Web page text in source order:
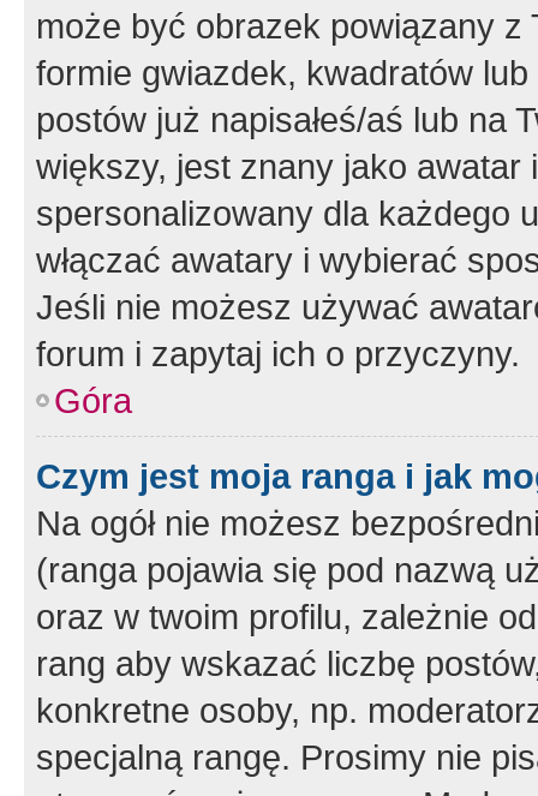
może być obrazek powiązany z
formie gwiazdek, kwadratów
postów już napisałeś/aś lub na
większy, jest znany jako
spersonalizowany dla każdego
włączać awatary i wybierać
Jeśli nie możesz używać
forum i zapytaj ich o przyczyny.
Góra
Czym jest moja ranga i jak
Na ogół nie możesz
(ranga pojawia się pod nazwą
oraz w twoim profilu, zależnie
rang aby wskazać liczbę
konkretne osoby, np.
specjalną rangę. Prosimy nie